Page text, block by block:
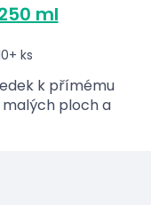
ml
ks
k přímému
ploch a